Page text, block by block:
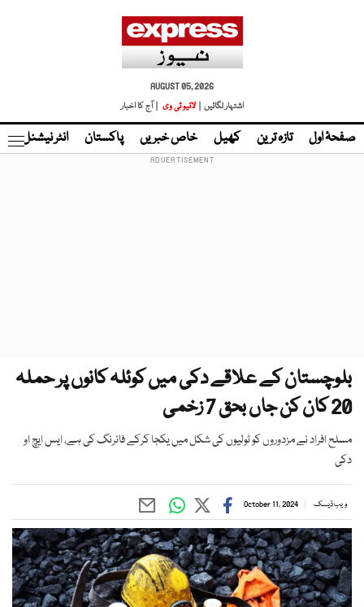
AUGUST 05, 2026
اشتہار لگائیں |
لائیو ٹی وی | آج کا اخبار
صفحۂ اول تازہ ترین کھیل خاص خبریں پاکستان انٹر نیشنل
بلوچستان کے علاقے دکی میں کوئلہ کانوں پر حملہ
20 کان کن جاں بحق 7 زخمی
مسلح افراد نے مزدوروں کو ٹولیوں کی شکل میں یکجا کرکے فائرنگ کی ہے، ایس ایچ او
دکی
ویب ڈیسک October 11, 2024